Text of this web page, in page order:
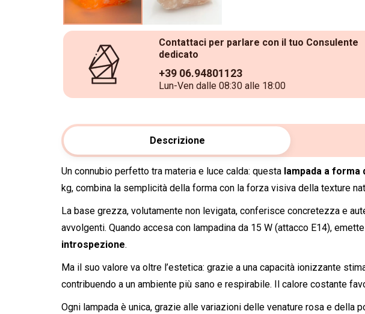
Contattaci per parlare con il tuo Consulente
dedicato
+39 06.94801123
Lun-Ven dalle 08:30 alle 18:00
Descrizione
Un connubio perfetto tra materia e luce calda: questa lampada a forma
kg, combina la semplicità della forma con la forza visiva della texture
La base grezza, volutamente non levigata, conferisce concretezza e
avvolgenti. Quando accesa con lampadina da 15 W (attacco E14),
introspezione.
Ma il suo valore va oltre l’estetica: grazie a una capacità ionizzante
contribuendo a un ambiente più sano e respirabile. Il calore costante
Ogni lampada è unica, grazie alle variazioni delle venature rosa e